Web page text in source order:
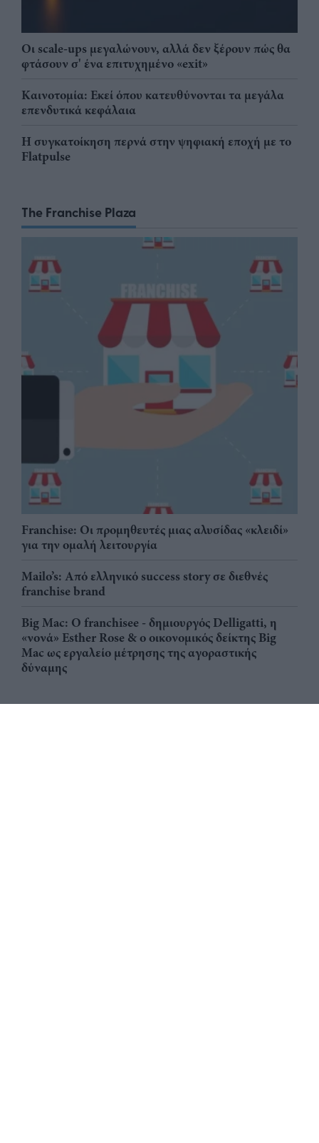
Οι scale-ups μεγαλώνουν, αλλά δεν ξέρουν πώς θα
φτάσουν σ' ένα επιτυχημένο «exit»
Καινοτομία: Εκεί όπου κατευθύνονται τα μεγάλα
επενδυτικά κεφάλαια
Η συγκατοίκηση περνά στην ψηφιακή εποχή με το
Flatpulse
The Franchise Plaza
Franchise: Οι προμηθευτές μιας αλυσίδας «κλειδί»
για την ομαλή λειτουργία
Mailo’s: Από ελληνικό success story σε διεθνές
franchise brand
Big Mac: Ο franchisee - δημιουργός Delligatti, η
«νονά» Esther Rose & ο οικονομικός δείκτης Big
Mac ως εργαλείο μέτρησης της αγοραστικής
δύναμης